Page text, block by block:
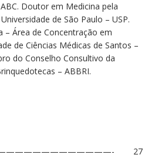
Doutor em Medicina pela
de São Paulo – USP.
– Área de Concentração em
de Ciências Médicas de Santos –
do Conselho Consultivo da
– ABBRI.
27